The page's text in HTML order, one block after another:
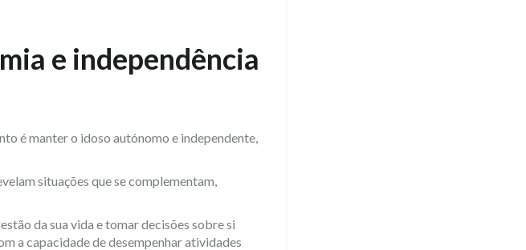
e independência
é manter o idoso autónomo e independente,
situações que se complementam,
da sua vida e tomar decisões sobre si
a capacidade de desempenhar atividades